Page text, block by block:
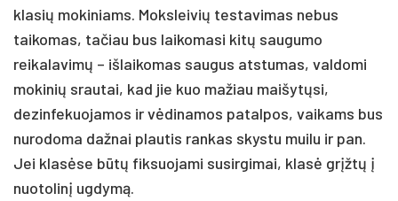
klasių mokiniams. Moksleivių testavimas nebus
taikomas, tačiau bus laikomasi kitų saugumo
reikalavimų – išlaikomas saugus atstumas, valdomi
mokinių srautai, kad jie kuo mažiau maišytųsi,
dezinfekuojamos ir vėdinamos patalpos, vaikams bus
nurodoma dažnai plautis rankas skystu muilu ir pan.
Jei klasėse būtų fiksuojami susirgimai, klasė grįžtų į
nuotolinį ugdymą.